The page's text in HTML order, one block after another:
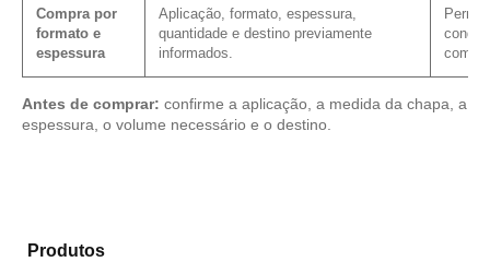
Compra por
formato e
espessura
Aplicação, formato, espessura,
quantidade e destino previamente
informados.
com
Antes de comprar: confirme a aplicação, a medida da chapa, a
espessura, o volume necessário e o destino.
Produtos